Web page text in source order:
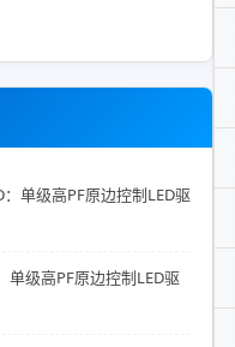
：单级高PF原边控制LED驱
单级高PF原边控制LED驱